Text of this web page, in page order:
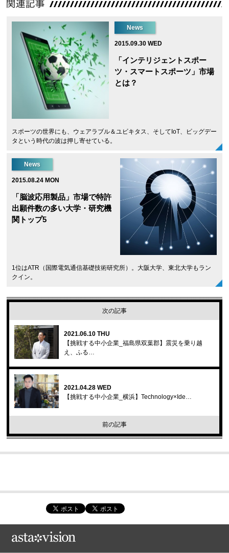
News
2015.09.30 WED
「インテリジェントスポー
ツ・スマートスポーツ」市場
とは？
スポーツの世界にも、ウェアラブル＆ユビキタス、そしてIoT、ビッグデー
タという時代の波は押し寄せている。
News
2015.08.24 MON
「脳波応用製品」市場で特許
出願件数の多い大学・研究機
関トップ5
1位はATR（国際電気通信基礎技術研究所）。大阪大学、東北大学もラン
クイン。
次の記事
2021.06.10 THU
【挑戦する中小企業_福島県双葉郡】震災を乗り越
え、ふる…
2021.04.28 WED
【挑戦する中小企業_横浜】Technology×Ide…
前の記事